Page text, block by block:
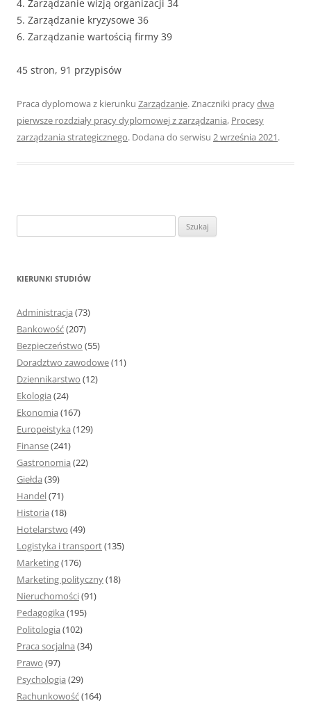
4. Zarządzanie wizją organizacji 34
5. Zarządzanie kryzysowe 36
6. Zarządzanie wartością firmy 39
45 stron, 91 przypisów
Praca dyplomowa z kierunku Zarządzanie. Znaczniki pracydwa
pierwsze rozdziały pracy dyplomowej z zarządzania, Procesy
zarządzania strategicznego. Dodana do serwisu 2 września 2021.
z
KIERUNKI STUDIÓW
Administracja (73)
Bankowość(207)
Bezpieczeństwo (55)
Doradztwo zawodowe(11)
Dziennikarstwo (12)
Ekologia (24)
Ekonomia (167)
Europeistyka (129)
Finanse(241)
Gastronomia (22)
Giełda (39)
Handel(71)
Historia (18)
Hotelarstwo (49)
Logistyka i transport(135)
Marketing(176)
Marketing polityczny(18)
Nieruchomości(91)
Pedagogika (195)
Politologia (102)
Praca socjalna (34)
Prawo (97)
Psychologia (29)
Rachunkowość(164)